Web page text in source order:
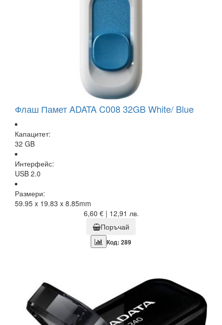
Флаш Памет ADATA C008 32GB White/ Blue
Капацитет:
32 GB
Интерфейс:
USB 2.0
Размери:
59.95 x 19.83 x 8.85mm
6,60 € | 12,91 лв.
Поръчай
Код: 289